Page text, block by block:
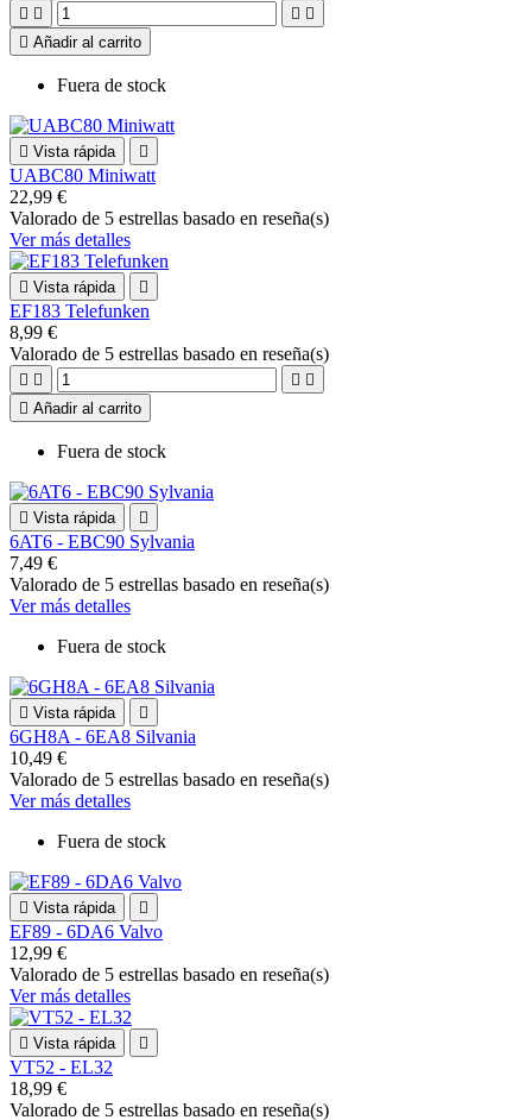
   
 Añadir al carrito
Fuera de stock
 Vista rápida 
UABC80 Miniwatt
22,99 €
Valorado de 5 estrellas basado en reseña(s)
Ver más detalles
 Vista rápida 
EF183 Telefunken
8,99 €
Valorado de 5 estrellas basado en reseña(s)
   
 Añadir al carrito
Fuera de stock
 Vista rápida 
6AT6 - EBC90 Sylvania
7,49 €
Valorado de 5 estrellas basado en reseña(s)
Ver más detalles
Fuera de stock
 Vista rápida 
6GH8A - 6EA8 Silvania
10,49 €
Valorado de 5 estrellas basado en reseña(s)
Ver más detalles
Fuera de stock
 Vista rápida 
EF89 - 6DA6 Valvo
12,99 €
Valorado de 5 estrellas basado en reseña(s)
Ver más detalles
 Vista rápida 
VT52 - EL32
18,99 €
Valorado de 5 estrellas basado en reseña(s)